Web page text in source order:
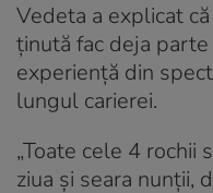
Vedeta a explicat
ținută fac deja
experiență din
lungul carierei.
„Toate cele 4 rochii
ziua și seara nunții,